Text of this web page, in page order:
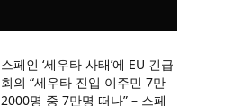
스페인 ‘세우타 사태’에 EU 긴급
회의 “세우타 진입 이주민 7만
2000명 중 7만명 떠나” – 스페